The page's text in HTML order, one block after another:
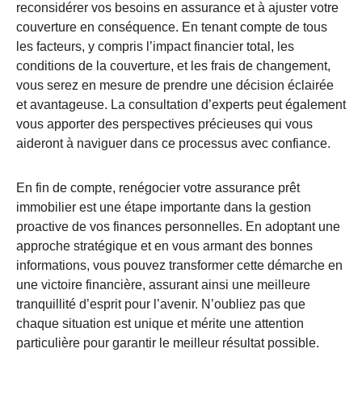
reconsidérer vos besoins en assurance et à ajuster votre
couverture en conséquence. En tenant compte de tous
les facteurs, y compris l’impact financier total, les
conditions de la couverture, et les frais de changement,
vous serez en mesure de prendre une décision éclairée
et avantageuse. La consultation d’experts peut également
vous apporter des perspectives précieuses qui vous
aideront à naviguer dans ce processus avec confiance.
En fin de compte, renégocier votre assurance prêt
immobilier est une étape importante dans la gestion
proactive de vos finances personnelles. En adoptant une
approche stratégique et en vous armant des bonnes
informations, vous pouvez transformer cette démarche en
une victoire financière, assurant ainsi une meilleure
tranquillité d’esprit pour l’avenir. N’oubliez pas que
chaque situation est unique et mérite une attention
particulière pour garantir le meilleur résultat possible.